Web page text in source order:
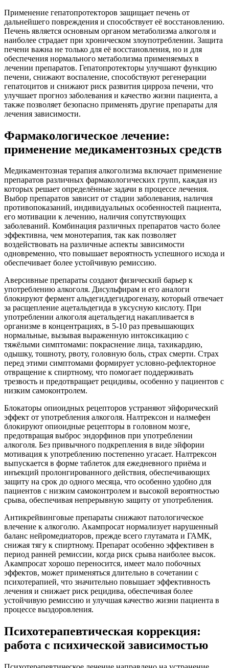
Применение гепатопротекторов защищает печень от
дальнейшего повреждения и способствует её восстановлению.
Печень является основным органом метаболизма алкоголя и
наиболее страдает при хроническом злоупотреблении. Защита
печени важна не только для её восстановления, но и для
обеспечения нормального метаболизма применяемых в
лечении препаратов. Гепатопротекторы улучшают функцию
печени, снижают воспаление, способствуют регенерации
гепатоцитов и снижают риск развития цирроза печени, что
улучшает прогноз заболевания и качество жизни пациента, а
также позволяет безопасно применять другие препараты для
лечения зависимости.
Фармакологическое лечение:
применение медикаментозных средств
Медикаментозная терапия алкоголизма включает применение
препаратов различных фармакологических групп, каждая из
которых решает определённые задачи в процессе лечения.
Выбор препаратов зависит от стадии заболевания, наличия
противопоказаний, индивидуальных особенностей пациента,
его мотивации к лечению, наличия сопутствующих
заболеваний. Комбинация различных препаратов часто более
эффективна, чем монотерапия, так как позволяет
воздействовать на различные аспекты зависимости
одновременно, что повышает вероятность успешного исхода и
обеспечивает более устойчивую ремиссию.
Аверсивные препараты создают физический барьер к
употреблению алкоголя. Дисульфирам и его аналоги
блокируют фермент альдегиддегидрогеназу, который отвечает
за расщепление ацетальдегида в уксусную кислоту. При
употреблении алкоголя ацетальдегид накапливается в
организме в концентрациях, в 5-10 раз превышающих
нормальные, вызывая выраженную интоксикацию с
тяжёлыми симптомами: покраснение лица, тахикардию,
одышку, тошноту, рвоту, головную боль, страх смерти. Страх
перед этими симптомами формирует условно-рефлекторное
отвращение к спиртному, что помогает поддерживать
трезвость и предотвращает рецидивы, особенно у пациентов с
низким самоконтролем.
Блокаторы опиоидных рецепторов устраняют эйфорический
эффект от употребления алкоголя. Налтрексон и налмефен
блокируют опиоидные рецепторы в головном мозге,
предотвращая выброс эндорфинов при употреблении
алкоголя. Без привычного подкрепления в виде эйфории
мотивация к употреблению постепенно угасает. Налтрексон
выпускается в форме таблеток для ежедневного приёма и
инъекций пролонгированного действия, обеспечивающих
защиту на срок до одного месяца, что особенно удобно для
пациентов с низким самоконтролем и высокой вероятностью
срыва, обеспечивая непрерывную защиту от употребления.
Антикрейвинговые препараты снижают патологическое
влечение к алкоголю. Акампросат нормализует нарушенный
баланс нейромедиаторов, прежде всего глутамата и ГАМК,
снижая тягу к спиртному. Препарат особенно эффективен в
период ранней ремиссии, когда риск срыва наиболее высок.
Акампросат хорошо переносится, имеет мало побочных
эффектов, может применяться длительно в сочетании с
психотерапией, что значительно повышает эффективность
лечения и снижает риск рецидива, обеспечивая более
устойчивую ремиссию и улучшая качество жизни пациента в
процессе выздоровления.
Психотерапевтическая коррекция:
работа с психической зависимостью